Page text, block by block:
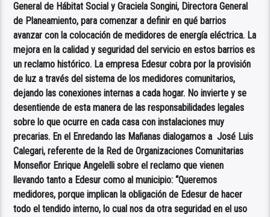
General de Hábitat Social y Graciela Songini, Directora General
de Planeamiento, para comenzar a definir en qué barrios
avanzar con la colocación de medidores de energía eléctrica. La
mejora en la calidad y seguridad del servicio en estos barrios es
un reclamo histórico. La empresa Edesur cobra por la provisión
de luz a través del sistema de los medidores comunitarios,
dejando las conexiones internas a cada hogar. No invierte y se
desentiende de esta manera de las responsabilidades legales
sobre lo que ocurre en cada casa con instalaciones muy
precarias. En el Enredando las Mañanas dialogamos a José Luis
Calegari, referente de la Red de Organizaciones Comunitarias
Monseñor Enrique Angelelli sobre el reclamo que vienen
llevando tanto a Edesur como al municipio: “Queremos
medidores, porque implican la obligación de Edesur de hacer
todo el tendido interno, lo cual nos da otra seguridad en el uso